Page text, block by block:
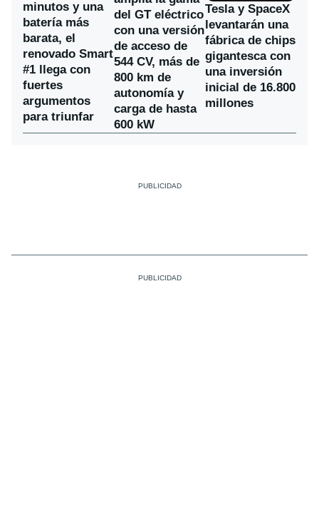
minutos y una
batería más
barata, el
renovado Smart
#1 llega con
fuertes
argumentos
para triunfar
del GT eléctrico
con una versión
de acceso de
544 CV, más de
800 km de
autonomía y
carga de hasta
600 kW
Tesla y SpaceX
levantarán una
fábrica de chips
gigantesca con
una inversión
inicial de 16.800
millones